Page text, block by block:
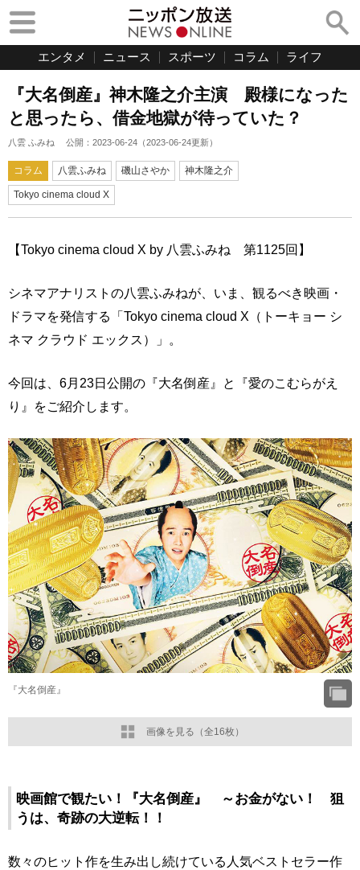
エンタメ ニュース スポーツ コラム ライフ
『大名倒産』神木隆之介主演 殿様になった
と思ったら、借金地獄が待っていた？
八雲 ふみね 公開： 2023-06-24 （2023-06-24更新）
コラム 八雲ふみね 磯山さやか 神木隆之介
Tokyo cinema cloud X
【Tokyo cinema cloud X by 八雲ふみね 第1125回】
シネマアナリストの八雲ふみねが、いま、観るべき映画・
ドラマを発信する「Tokyo cinema cloud X（トーキョー シ
ネマ クラウド エックス）」。
今回は、6月23日公開の『大名倒産』と『愛のこむらがえ
り』をご紹介します。
画像を見る（全16枚）
『大名倒産』
映画館で観たい！『大名倒産』 ～お金がない！ 狙
うは、奇跡の大逆転！！
数々のヒット作を生み出し続けている人気ベストセラー作